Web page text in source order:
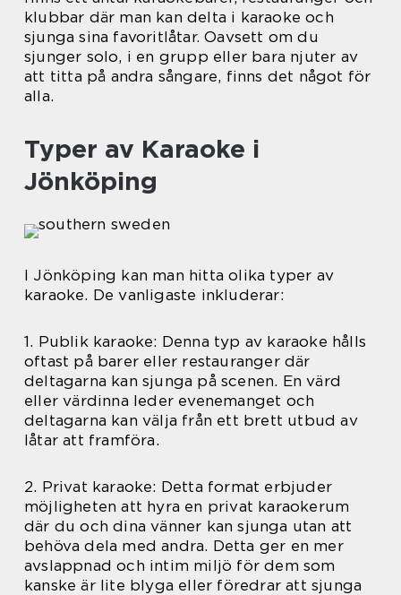
klubbar där man kan delta i karaoke och
sjunga sina favoritlåtar. Oavsett om du
sjunger solo, i en grupp eller bara njuter av
att titta på andra sångare, finns det något för
alla.
Typer av Karaoke i
Jönköping
I Jönköping kan man hitta olika typer av
karaoke. De vanligaste inkluderar:
1. Publik karaoke: Denna typ av karaoke hålls
oftast på barer eller restauranger där
deltagarna kan sjunga på scenen. En värd
eller värdinna leder evenemanget och
deltagarna kan välja från ett brett utbud av
låtar att framföra.
2. Privat karaoke: Detta format erbjuder
möjligheten att hyra en privat karaokerum
där du och dina vänner kan sjunga utan att
behöva dela med andra. Detta ger en mer
avslappnad och intim miljö för dem som
kanske är lite blyga eller föredrar att sjunga